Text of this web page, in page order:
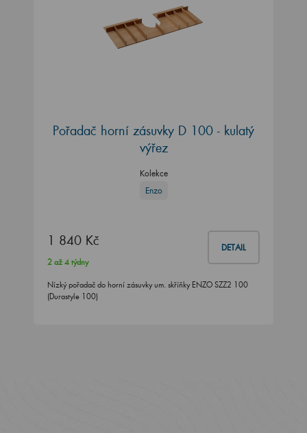
Pořadač horní zásuvky D 100 - kulatý
výřez
Kolekce
Enzo
1 840 Kč DETAIL
2 až 4 týdny
Nízký pořadač do horní zásuvky um. skříňky ENZO SZZ2 100
(Durastyle 100)